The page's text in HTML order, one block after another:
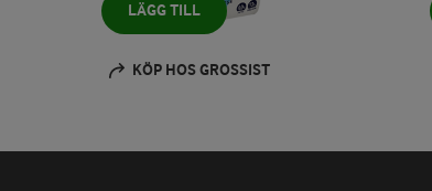
LÄGG TILL
KÖP HOS GROSSIST